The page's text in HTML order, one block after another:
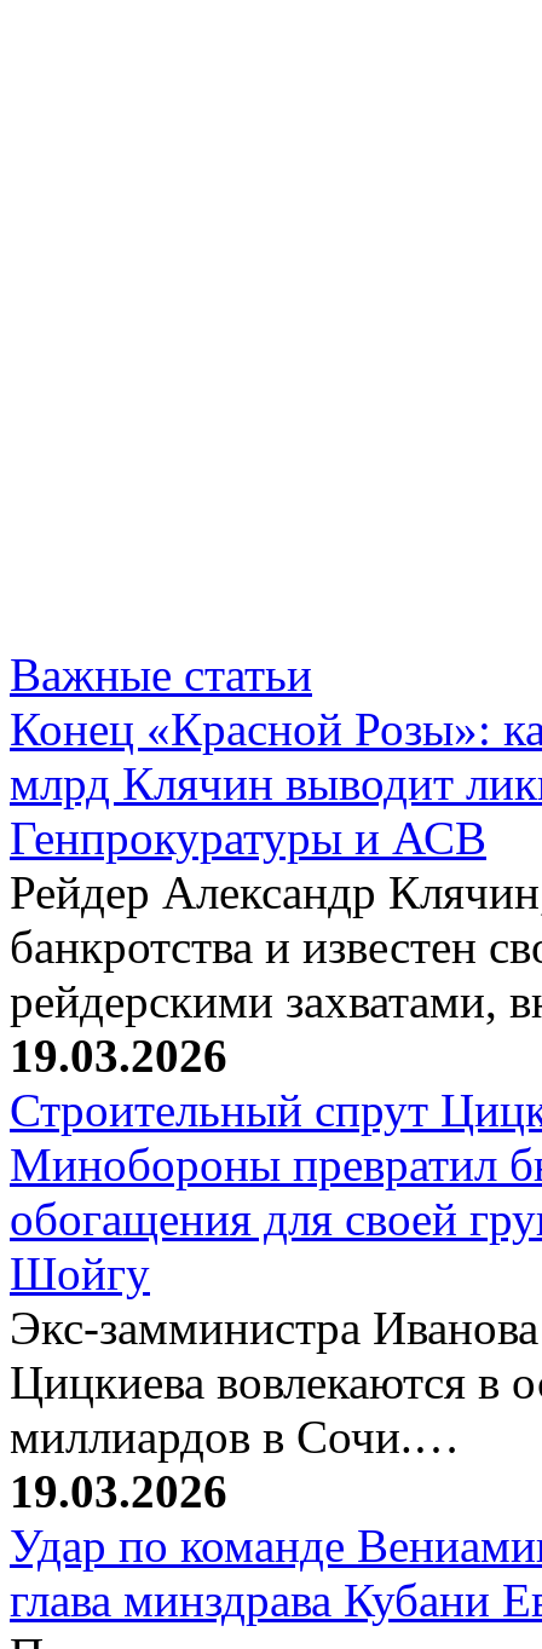
Важные статьи
Конец «Красной Розы»:
млрд Клячин выводит
Генпрокуратуры и АСВ
Рейдер Александр
банкротства и известен
рейдерскими захватами,
19.03.2026
Строительный спрут
Минобороны превратил
обогащения для своей
Шойгу
Экс-замминистра
Цицкиева вовлекаются в
миллиардов в Сочи.…
19.03.2026
Удар по команде
глава минздрава Кубани